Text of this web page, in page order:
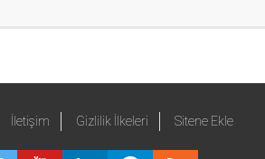
İletişim Gizlilik İlkeleri Sitene Ekle